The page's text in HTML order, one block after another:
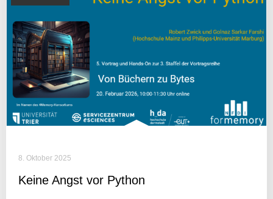
8. Oktober 2025
Keine Angst vor Python